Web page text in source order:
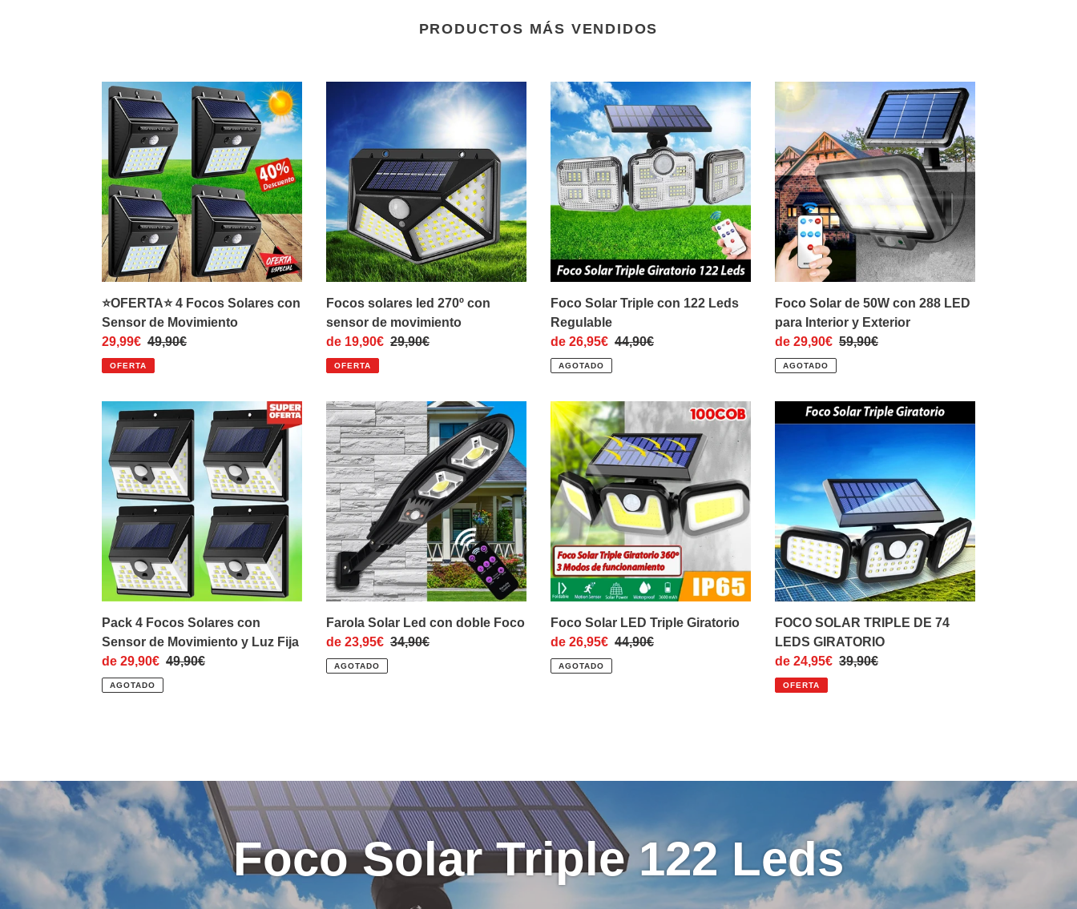
PRODUCTOS MÁS VENDIDOS
⭐OFERTA⭐
Solares
con
Sensor
de
Movimiento
⭐OFERTA⭐ 4 Focos Solares con
Sensor de Movimiento
Precio
de
29,99€ Precio
habitual
49,90€
OFERTA
led
270º
con
sensor
de
movimiento
Focos solares led 270º con
sensor de movimiento
Precio
de
de 19,90€ Precio
29,90€
OFERTA
Foco
Solar
Triple
con
122
Leds
Regulable
Foco Solar Triple con 122 Leds
Regulable
Precio
de
de 26,95€ Precio
44,90€
AGOTADO
Foco
Solar
de
50W
con
288
LED
para
Interior
y
Exterior
Foco Solar de 50W con 288 LED
para Interior y Exterior
Precio
de
de 29,90€ Precio
59,90€
AGOTADO
Pack
Focos
Solares
con
Sensor
de
Movimiento
Luz
Fija
Pack 4 Focos Solares con
Sensor de Movimiento y Luz Fija
Precio
de
de 29,90€ Precio
49,90€
AGOTADO
Farola
Solar
Led
con
doble
Foco
Farola Solar Led con doble Foco
Precio
de
de 23,95€ Precio
34,90€
AGOTADO
Foco
Solar
LED
Triple
Giratorio
Foco Solar LED Triple Giratorio
Precio
de
de 26,95€ Precio
44,90€
AGOTADO
FOCO
SOLAR
LEDS
GIRATORIO
FOCO SOLAR TRIPLE DE 74
LEDS GIRATORIO
Precio
de
de 24,95€ Precio
39,90€
OFERTA
Foco Solar Triple 122 Leds